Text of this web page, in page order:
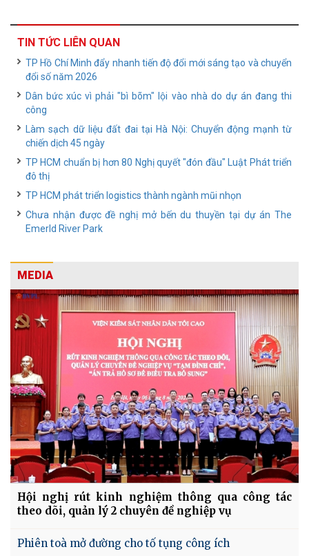
TIN TỨC LIÊN QUAN
TP Hồ Chí Minh đẩy nhanh tiến độ đổi mới sáng tạo và chuyển
đổi số năm 2026
Dân bức xúc vì phải "bì bõm" lội vào nhà do dự án đang thi
công
Làm sạch dữ liệu đất đai tại Hà Nội: Chuyển động mạnh từ
chiến dịch 45 ngày
TP HCM chuẩn bị hơn 80 Nghị quyết "đón đầu" Luật Phát triển
đô thị
TP HCM phát triển logistics thành ngành mũi nhọn
Chưa nhận được đề nghị mở bến du thuyền tại dự án The
Emerld River Park
MEDIA
Hội nghị rút kinh nghiệm thông qua công tác
theo dõi, quản lý 2 chuyên đề nghiệp vụ
Phiên toà mở đường cho tố tụng công ích